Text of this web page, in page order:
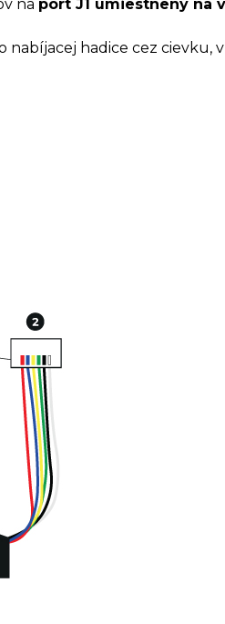
na port J1 umiestnený na
hadice cez cievku,